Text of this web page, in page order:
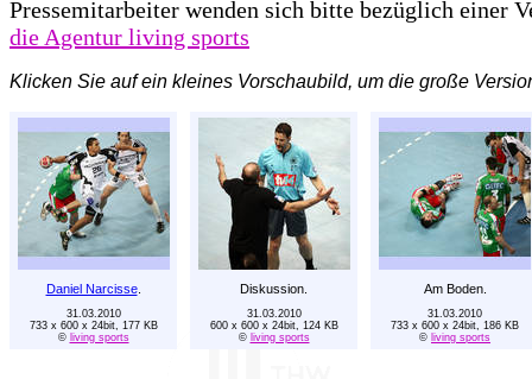
Pressemitarbeiter wenden sich bitte bezüglich einer
die Agentur living sports
Klicken Sie auf ein kleines Vorschaubild, um die große
Daniel Narcisse. Diskussion. Am Boden.
31.03.2010
733 x 600 x 24bit, 177 KB
© living sports
31.03.2010
600 x 600 x 24bit, 124 KB
© living sports
31.03.2010
733 x 600 x 24bit, 186 KB
© living sports